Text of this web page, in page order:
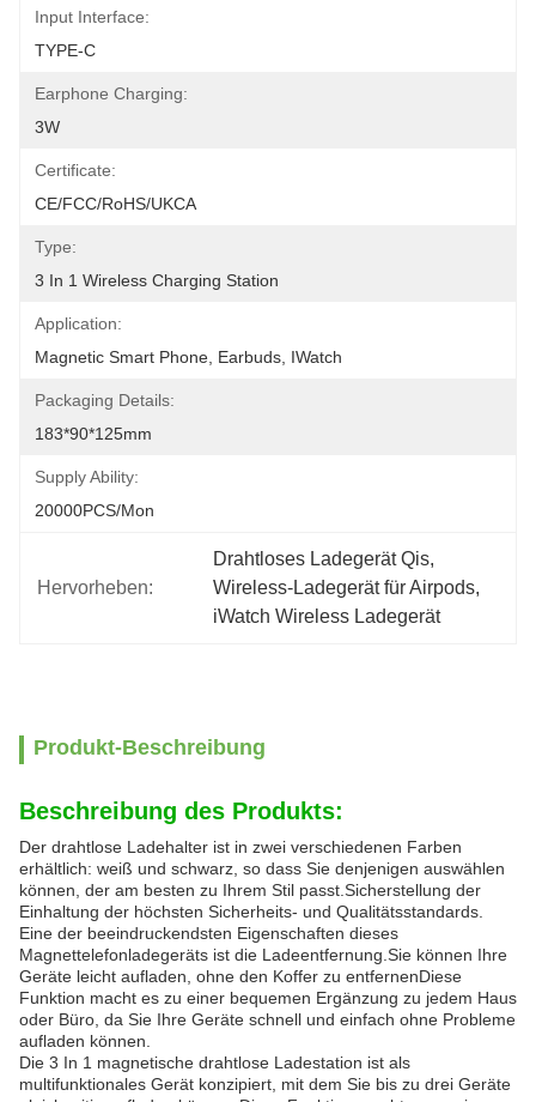
Input Interface:
TYPE-C
Earphone Charging:
3W
Certificate:
CE/FCC/RoHS/UKCA
Type:
3 In 1 Wireless Charging Station
Application:
Magnetic Smart Phone, Earbuds, IWatch
Packaging Details:
183*90*125mm
Supply Ability:
20000PCS/Mon
Hervorheben:
Drahtloses Ladegerät Qis,
Wireless-Ladegerät für Airpods,
iWatch Wireless Ladegerät
Produkt-Beschreibung
Beschreibung des Produkts:
Der drahtlose Ladehalter ist in zwei verschiedenen Farben
erhältlich: weiß und schwarz, so dass Sie denjenigen auswählen
können, der am besten zu Ihrem Stil passt.Sicherstellung der
Einhaltung der höchsten Sicherheits- und Qualitätsstandards.
Eine der beeindruckendsten Eigenschaften dieses
Magnettelefonladegeräts ist die Ladeentfernung.Sie können Ihre
Geräte leicht aufladen, ohne den Koffer zu entfernenDiese
Funktion macht es zu einer bequemen Ergänzung zu jedem Haus
oder Büro, da Sie Ihre Geräte schnell und einfach ohne Probleme
aufladen können.
Die 3 In 1 magnetische drahtlose Ladestation ist als
multifunktionales Gerät konzipiert, mit dem Sie bis zu drei Geräte